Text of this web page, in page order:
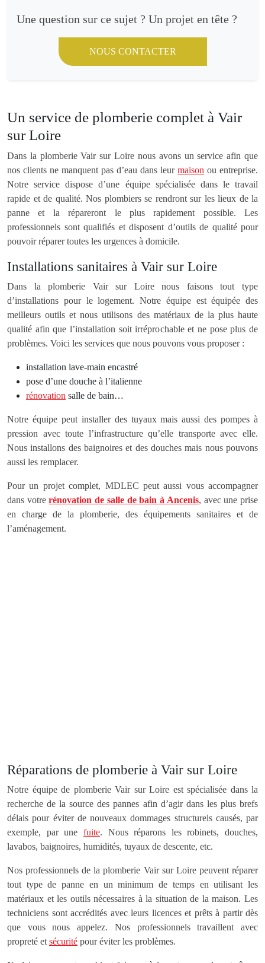
Une question sur ce sujet ? Un projet en tête ?
NOUS CONTACTER
Un service de plomberie complet à Vair
sur Loire
Dans la plomberie Vair sur Loire nous avons un service afin que
nos clients ne manquent pas d’eau dans leur maison ou entreprise.
Notre service dispose d’une équipe spécialisée dans le travail
rapide et de qualité. Nos plombiers se rendront sur les lieux de la
panne et la répareront le plus rapidement possible. Les
professionnels sont qualifiés et disposent d’outils de qualité pour
pouvoir réparer toutes les urgences à domicile.
Installations sanitaires à Vair sur Loire
Dans la plomberie Vair sur Loire nous faisons tout type
d’installations pour le logement. Notre équipe est équipée des
meilleurs outils et nous utilisons des matériaux de la plus haute
qualité afin que l’installation soit irréprochable et ne pose plus de
problèmes. Voici les services que nous pouvons vous proposer :
installation lave-main encastré
pose d’une douche à l’italienne
rénovation salle de bain…
Notre équipe peut installer des tuyaux mais aussi des pompes à
pression avec toute l’infrastructure qu’elle transporte avec elle.
Nous installons des baignoires et des douches mais nous pouvons
aussi les remplacer.
Pour un projet complet, MDLEC peut aussi vous accompagner
dans votrerénovation de salle de bain à Ancenis, avec une prise
en charge de la plomberie, des équipements sanitaires et de
l’aménagement.
Réparations de plomberie à Vair sur Loire
Notre équipe de plomberie Vair sur Loire est spécialisée dans la
recherche de la source des pannes afin d’agir dans les plus brefs
délais pour éviter de nouveaux dommages structurels causés, par
exemple, par une fuite. Nous réparons les robinets, douches,
lavabos, baignoires, humidités, tuyaux de descente, etc.
Nos professionnels de la plomberie Vair sur Loire peuvent réparer
tout type de panne en un minimum de temps en utilisant les
matériaux et les outils nécessaires à la situation de la maison. Les
techniciens sont accrédités avec leurs licences et prêts à partir dès
que vous nous appelez. Nos professionnels travaillent avec
propreté et sécurité pour éviter les problèmes.